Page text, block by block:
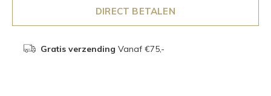
DIRECT BETALEN
Gratis verzending Vanaf €75,-